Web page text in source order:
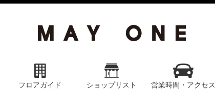
フロアガイド ショップリスト 営業時間・アクセス